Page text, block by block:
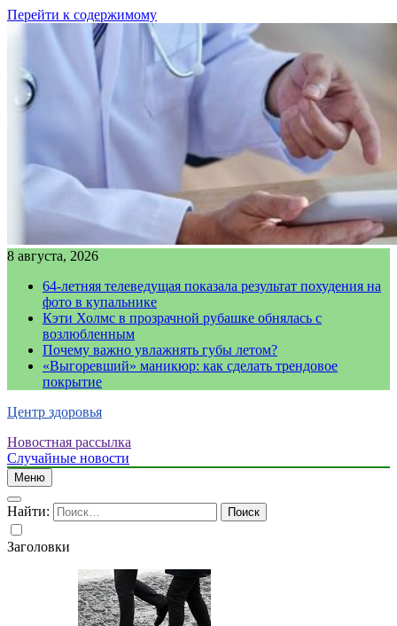
Перейти к содержимому
8 августа, 2026
64-летняя телеведущая показала результат похудения на
фото в купальнике
Кэти Холмс в прозрачной рубашке обнялась с
возлюбленным
Почему важно увлажнять губы летом?
«Выгоревший» маникюр: как сделать трендовое
покрытие
Центр здоровья
Новостная рассылка
Случайные новости
Меню
Найти:
Заголовки